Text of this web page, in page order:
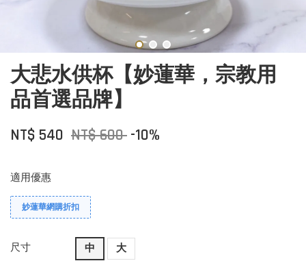
大悲水供杯【妙蓮華，宗教用
品首選品牌】
NT$ 540 NT$ 600 -10%
適用優惠
妙蓮華網購折扣
尺寸 中 大